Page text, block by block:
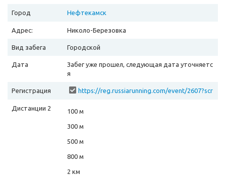
Город Нефтекамск
Адрес: Николо-Березовка
Вид забега Городской
Дата
Забег уже прошел, следующая дата уточняетс
я
Регистрация
https://reg.russiarunning.com/event/2607?scr
Дистанции 2
100 м
300 м
500 м
800 м
2 км